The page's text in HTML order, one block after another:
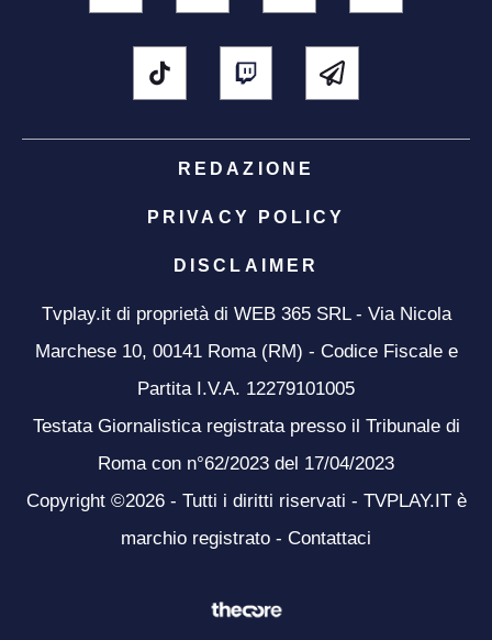
REDAZIONE
PRIVACY POLICY
DISCLAIMER
Tvplay.it di proprietà di WEB 365 SRL - Via Nicola
Marchese 10, 00141 Roma (RM) - Codice Fiscale e
Partita I.V.A. 12279101005
Testata Giornalistica registrata presso il Tribunale di
Roma con n°62/2023 del 17/04/2023
Copyright ©2026 - Tutti i diritti riservati - TVPLAY.IT è
marchio registrato - Contattaci